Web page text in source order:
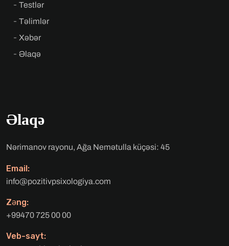
Testlər
Təlimlər
Xəbər
Əlaqə
Əlaqə
Nərimanov rayonu, Ağa Nemətulla küçəsi: 45
Email:
info@pozitivpsixologiya.com
Zəng:
+99470 725 00 00
Veb-sayt: